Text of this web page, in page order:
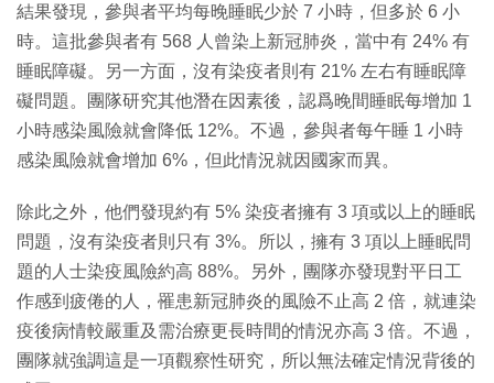
結果發現，參與者平均每晚睡眠少於 7 小時，但多於 6 小
時。這批參與者有 568 人曾染上新冠肺炎，當中有 24% 有
睡眠障礙。另一方面，沒有染疫者則有 21% 左右有睡眠障
礙問題。團隊研究其他潛在因素後，認爲晚間睡眠每增加 1
小時感染風險就會降低 12%。不過，參與者每午睡 1 小時
感染風險就會增加 6%，但此情況就因國家而異。
除此之外，他們發現約有 5% 染疫者擁有 3 項或以上的睡眠
問題，沒有染疫者則只有 3%。所以，擁有 3 項以上睡眠問
題的人士染疫風險約高 88%。另外，團隊亦發現對平日工
作感到疲倦的人，罹患新冠肺炎的風險不止高 2 倍，就連染
疫後病情較嚴重及需治療更長時間的情況亦高 3 倍。不過，
團隊就強調這是一項觀察性研究，所以無法確定情況背後的